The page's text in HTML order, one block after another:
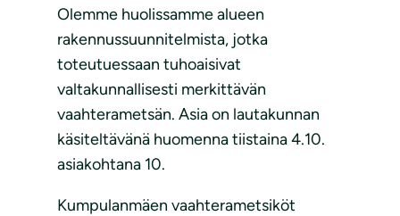
Olemme huolissamme alueen
rakennussuunnitelmista, jotka
toteutuessaan tuhoaisivat
valtakunnallisesti merkittävän
vaahterametsän. Asia on lautakunnan
käsiteltävänä huomenna tiistaina 4.10.
asiakohtana 10.
Kumpulanmäen vaahterametsiköt